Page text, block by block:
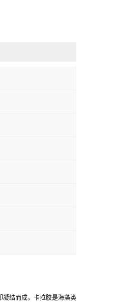
凝结而成，卡拉胶是海藻类